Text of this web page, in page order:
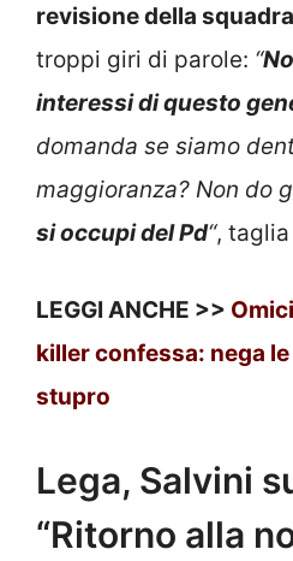
revisione della
troppi giri di parole: “
interessi di questo
domanda se siamo
maggioranza? Non do
si occupi del Pd“,
LEGGI ANCHE >>
killer confessa: nega
stupro
Lega, Salvini
“Ritorno alla